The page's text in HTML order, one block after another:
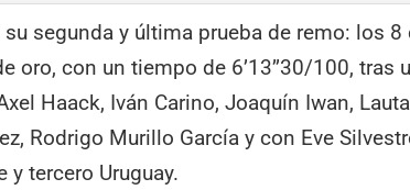
segunda y última prueba de remo: los 8
oro, con un tiempo de 6’13’’30/100, tras
Haack, Iván Carino, Joaquín Iwan,
Rodrigo Murillo García y con Eve
tercero Uruguay.